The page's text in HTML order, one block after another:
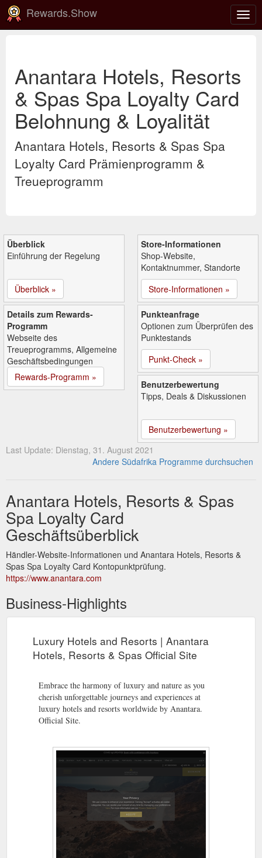
ein-/
Rewards.Show
Anantara Hotels, Resorts
& Spas Spa Loyalty Card
Belohnung & Loyalität
Anantara Hotels, Resorts & Spas Spa
Loyalty Card Prämienprogramm &
Treueprogramm
Überblick
Einführung der Regelung
Überblick »
Store-Informationen
Shop-Website,
Kontaktnummer, Standorte
Store-Informationen »
Details zum Rewards-
Programm
Webseite des
Treueprogramms, Allgemeine
Geschäftsbedingungen
Rewards-Programm »
Punkteanfrage
Optionen zum Überprüfen des
Punktestands
Punkt-Check »
Benutzerbewertung
Tipps, Deals & Diskussionen
Benutzerbewertung »
Last Update: Dienstag, 31. August 2021
Andere Südafrika Programme durchsuchen
Anantara Hotels, Resorts & Spas
Spa Loyalty Card
Geschäftsüberblick
Händler-Website-Informationen und Anantara Hotels, Resorts &
Spas Spa Loyalty Card Kontopunktprüfung.
https://www.anantara.com
Business-Highlights
Luxury Hotels and Resorts | Anantara
Hotels, Resorts & Spas Official Site
Embrace the harmony of luxury and nature as you
cherish unforgettable journeys and experiences at
luxury hotels and resorts worldwide by Anantara.
Official Site.